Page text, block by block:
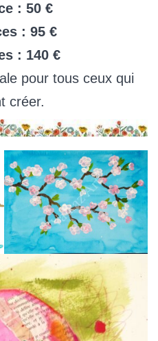
: 50 €
: 95 €
: 140 €
pour tous ceux qui
créer.